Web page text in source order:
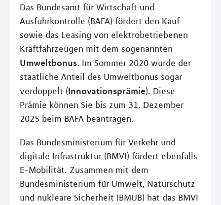
Das Bundesamt für Wirtschaft und
Ausfuhrkontrolle (BAFA) fördert den Kauf
sowie das Leasing von elektrobetriebenen
Kraftfahrzeugen mit dem sogenannten
Umweltbonus. Im Sommer 2020 wurde der
staatliche Anteil des Umweltbonus sogar
verdoppelt (Innovationsprämie). Diese
Prämie können Sie bis zum 31. Dezember
2025 beim BAFA beantragen.
Das Bundesministerium für Verkehr und
digitale Infrastruktur (BMVI) fördert ebenfalls
E-Mobilität. Zusammen mit dem
Bundesministerium für Umwelt, Naturschutz
und nukleare Sicherheit (BMUB) hat das BMVI